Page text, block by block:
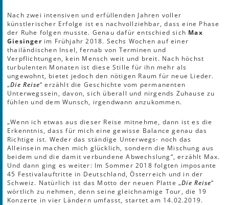
Nach zwei intensiven und erfüllenden Jahren voller
künstlerischer Erfolge ist es nachvollziehbar, dass eine Phase
der Ruhe folgen musste. Genau dafür entschied sich Max
Giesingerim Frühjahr 2018. Sechs Wochen auf einer
thailändischen Insel, fernab von Terminen und
Verpflichtungen, kein Mensch weit und breit. Nach höchst
turbulenten Monaten ist diese Stille für ihn mehr als
ungewohnt, bietet jedoch den nötigen Raum für neue Lieder.
„Die Reise“ erzählt die Geschichte vom permanenten
Unterwegssein, davon, sich überall und nirgends Zuhause zu
fühlen und dem Wunsch, irgendwann anzukommen.
„Wenn ich etwas aus dieser Reise mitnehme, dann ist es die
Erkenntnis, dass für mich eine gewisse Balance genau das
Richtige ist. Weder das ständige Unterwegs- noch das
Alleinsein machen mich glücklich, sondern die Mischung aus
beidem und die damit verbundene Abwechslung“, erzählt Max.
Und dann ging es weiter: Im Sommer 2018 folgten imposante
45 Festivalauftritte in Deutschland, Österreich und in der
Schweiz. Natürlich ist das Motto der neuen Platte „Die Reise“
wörtlich zu nehmen, denn seine gleichnamige Tour, die 19
Konzerte in vier Ländern umfasst, startet am 14.02.2019.